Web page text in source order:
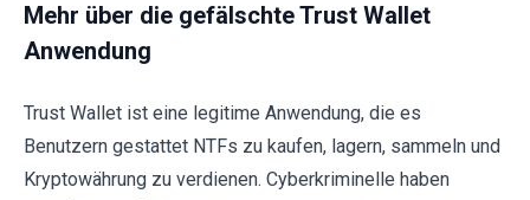
Mehr über die gefälschte Trust Wallet
Anwendung
Trust Wallet ist eine legitime Anwendung, die es
Benutzern gestattet NTFs zu kaufen, lagern, sammeln und
Kryptowährung zu verdienen. Cyberkriminelle haben